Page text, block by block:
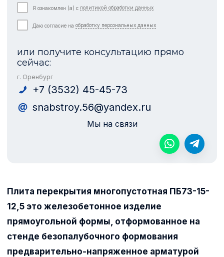
Я ознакомлен (а) с политикой обработки данных
Даю согласие на обработку персональных данных
или получите консультацию прямо
сейчас:
г. Оренбург
+7 (3532) 45-45-73
snabstroy.56@yandex.ru
Мы на связи
Плита перекрытия многопустотная ПБ73-15-
12,5 это железобетонное изделие
прямоугольной формы, отформованное на
стенде безопалубочного формования
предварительно-напряженное арматурой